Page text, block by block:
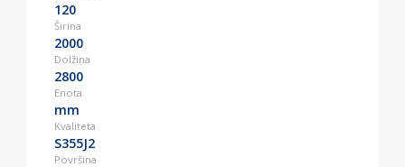
120
Širina
2000
Dolžina
2800
Enota
mm
Kvaliteta
S355J2
Površina